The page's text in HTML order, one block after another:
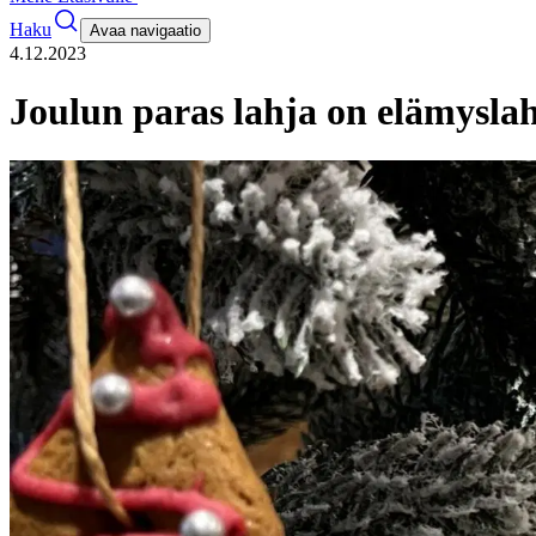
Haku
Avaa navigaatio
4.12.2023
Joulun paras lahja on